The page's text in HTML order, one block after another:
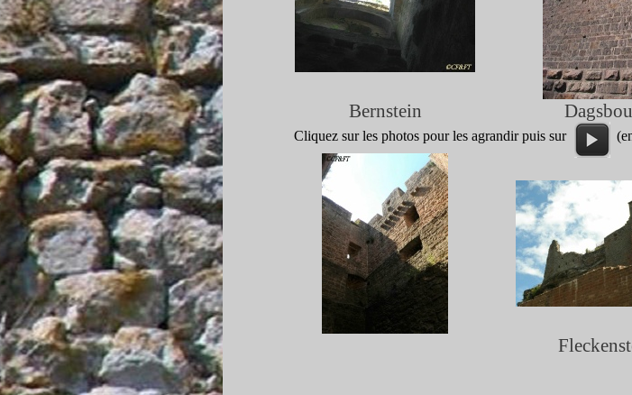
Cliquez sur les photos pour les agrandir puis sur (en
Bernstein